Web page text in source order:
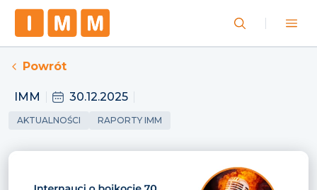
Powrót
IMM 30.12.2025
AKTUALNOŚCI RAPORTY IMM